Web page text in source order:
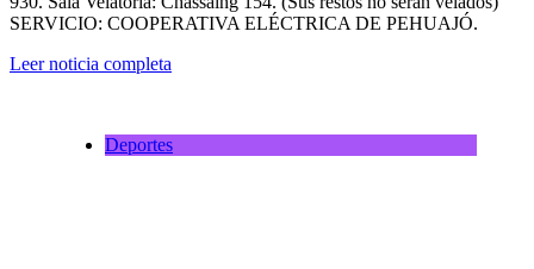
SERVICIO: COOPERATIVA ELÉCTRICA DE PEHUAJÓ.
Leer noticia completa
Deportes